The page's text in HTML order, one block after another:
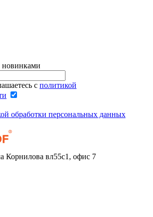
новинками
с политикой
обработки персональных данных
Корнилова вл55с1, офис 7